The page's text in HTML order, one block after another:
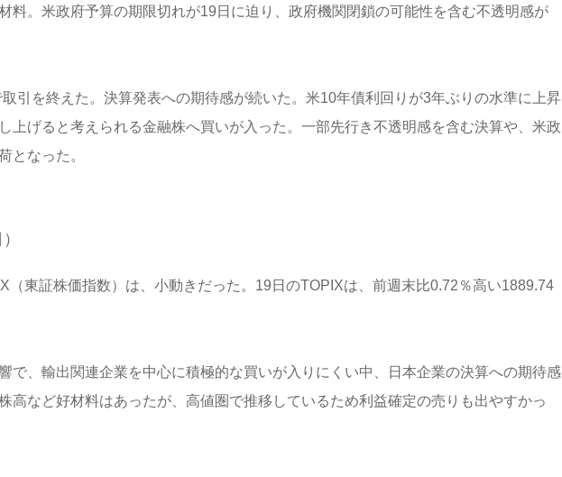
料。米政府予算の期限切れが19日に迫り、政府機関閉鎖の可能性を含む不透明感が
引を終えた。決算発表への期待感が続いた。米10年債利回りが3年ぶりの水準に上昇
上げると考えられる金融株へ買いが入った。一部先行き不透明感を含む決算や、米政
となった。
（東証株価指数）は、小動きだった。19日のTOPIXは、前週末比0.72％高い1889.74
で、輸出関連企業を中心に積極的な買いが入りにくい中、日本企業の決算への期待感
高など好材料はあったが、高値圏で推移しているため利益確定の売りも出やすかっ